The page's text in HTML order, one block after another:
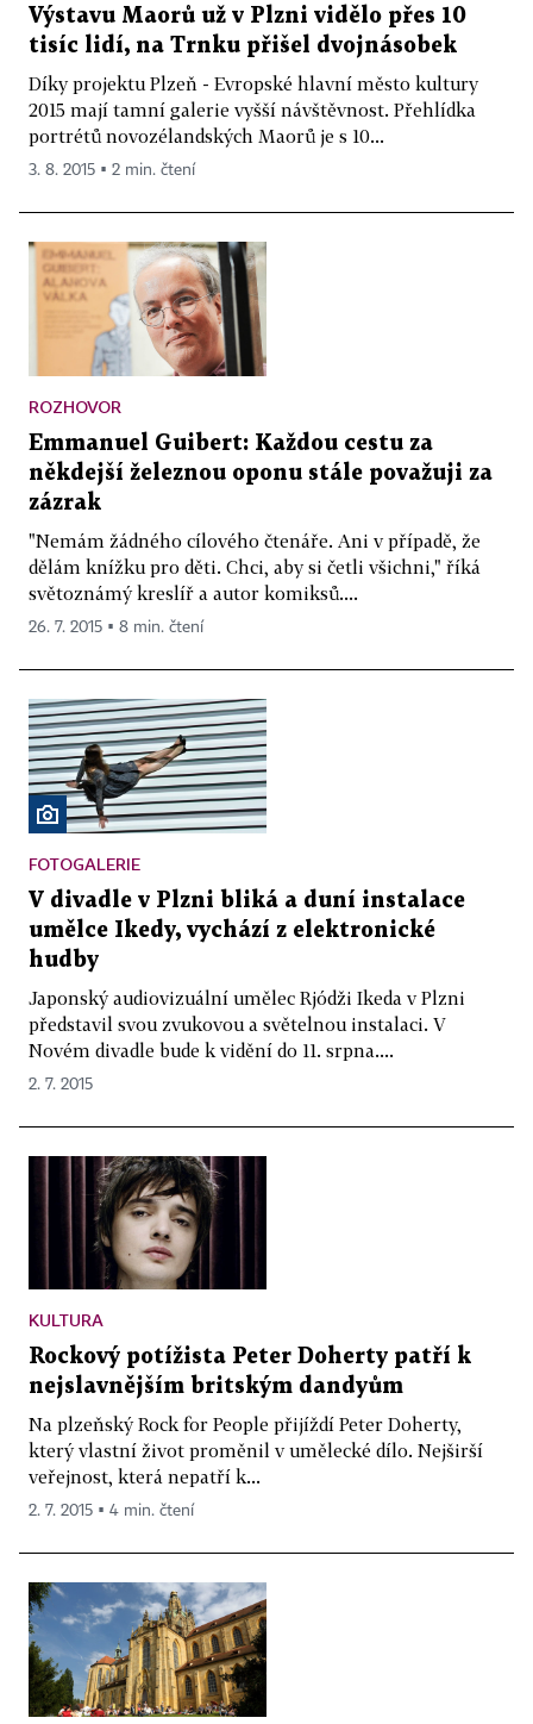
Výstavu Maorů už v Plzni vidělo přes 10
tisíc lidí, na Trnku přišel dvojnásobek
Díky projektu Plzeň - Evropské hlavní město kultury
2015 mají tamní galerie vyšší návštěvnost. Přehlídka
portrétů novozélandských Maorů je s 10...
3. 8. 2015 ▪ 2 min. čtení
ROZHOVOR
Emmanuel Guibert: Každou cestu za
někdejší železnou oponu stále považuji za
zázrak
"Nemám žádného cílového čtenáře. Ani v případě, že
dělám knížku pro děti. Chci, aby si četli všichni," říká
světoznámý kreslíř a autor komiksů....
26. 7. 2015 ▪ 8 min. čtení
FOTOGALERIE
V divadle v Plzni bliká a duní instalace
umělce Ikedy, vychází z elektronické
hudby
Japonský audiovizuální umělec Rjódži Ikeda v Plzni
představil svou zvukovou a světelnou instalaci. V
Novém divadle bude k vidění do 11. srpna....
2. 7. 2015
KULTURA
Rockový potížista Peter Doherty patří k
nejslavnějším britským dandyům
Na plzeňský Rock for People přijíždí Peter Doherty,
který vlastní život proměnil v umělecké dílo. Nejširší
veřejnost, která nepatří k...
2. 7. 2015 ▪ 4 min. čtení